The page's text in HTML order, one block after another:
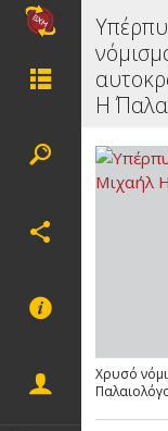
Η΄
Χρυσό